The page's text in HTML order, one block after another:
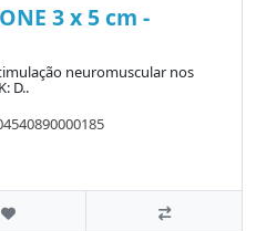
3 x 5 cm -
neuromuscular nos
D..